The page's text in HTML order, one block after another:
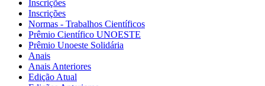
Inscrições
Inscrições
Normas - Trabalhos Científicos
Prêmio Científico UNOESTE
Prêmio Unoeste Solidária
Anais
Anais Anteriores
Edição Atual